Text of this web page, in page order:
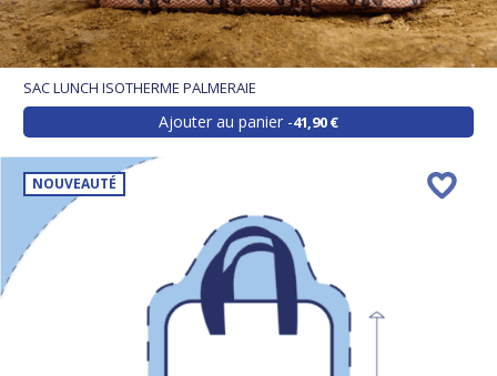
SAC LUNCH ISOTHERME PALMERAIE
Ajouter au panier 41,90 €
NOUVEAUTÉ